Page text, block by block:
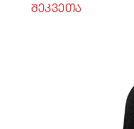
ᲨᲔᲙᲕᲔᲗᲐ